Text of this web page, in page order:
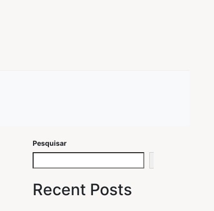
Pesquisar
Recent Posts